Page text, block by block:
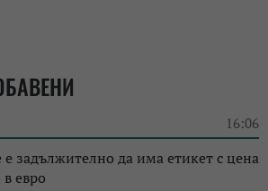
16:06
е задължително да има етикет с цена
в евро